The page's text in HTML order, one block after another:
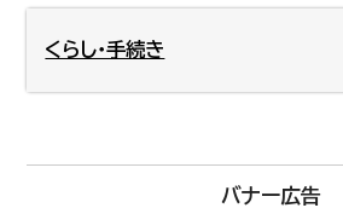
くらし・手続き
バナー広告